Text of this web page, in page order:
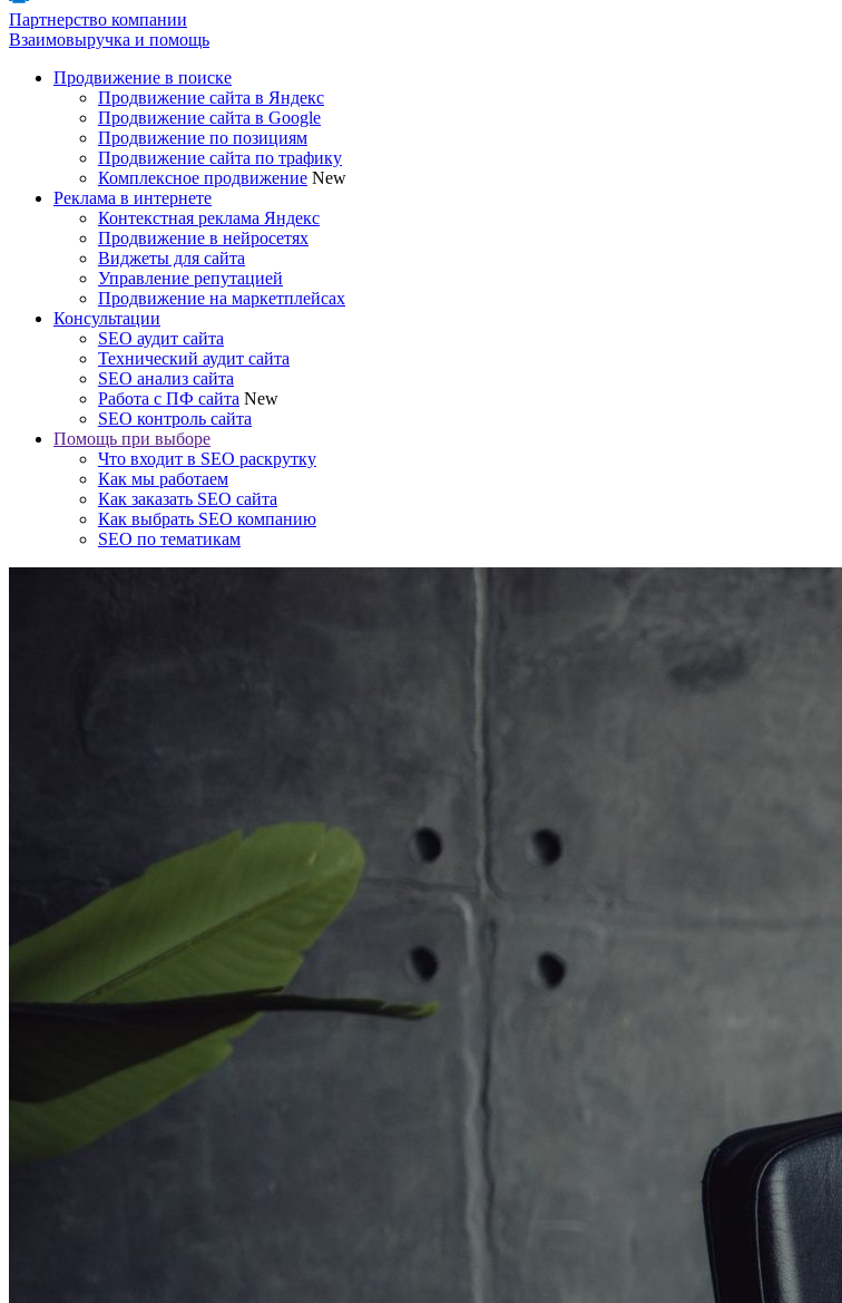
Партнерство компании
Взаимовыручка и помощь
Продвижение в поиске
Продвижение сайта в Яндекс
Продвижение сайта в Google
Продвижение по позициям
Продвижение сайта по трафику
Комплексное продвижение New
Реклама в интернете
Контекстная реклама Яндекс
Продвижение в нейросетях
Виджеты для сайта
Управление репутацией
Продвижение на маркетплейсах
Консультации
SEO аудит сайта
Технический аудит сайта
SEO анализ сайта
Работа с ПФ сайта New
SEO контроль сайта
Помощь при выборе
Что входит в SEO раскрутку
Как мы работаем
Как заказать SEO сайта
Как выбрать SEO компанию
SEO по тематикам